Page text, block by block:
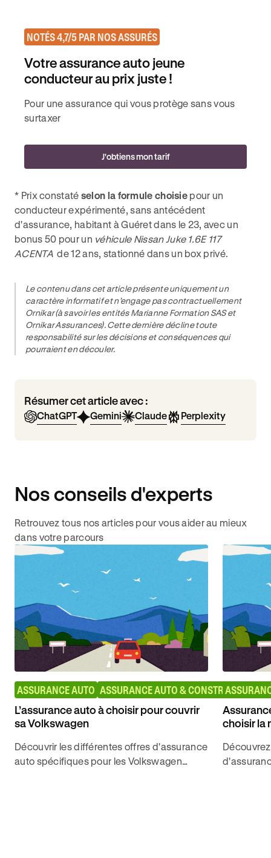
NOTÉS 4,7/5 PAR NOS ASSURÉS
Votre assurance auto jeune
conducteur au prix juste !
Pour une assurance qui vous protège sans vous
surtaxer
J'obtiens mon tarif
* Prix constaté selon la formule choisie pour un
conducteur expérimenté, sans antécédent
d'assurance, habitant à Guéret dans le 23, avec un
bonus 50 pour un véhicule Nissan Juke 1.6E 117
ACENTAde 12 ans, stationné dans un box privé.
Le contenu dans cet article présente uniquement un
caractère informatif et n’engage pas contractuellement
Ornikar (à savoir les entités Marianne Formation SAS et
Ornikar Assurances). Cette dernière décline toute
responsabilité sur les décisions et conséquences qui
pourraient en découler.
Résumer cet article avec :
ChatGPT Gemini Claude Perplexity
Nos conseils d'experts
Retrouvez tous nos articles pour vous aider au mieux
dans votre parcours
ASSURANCE AUTO ASSURANCE AUTO & CONSTRUCTEURS
L’assurance auto à choisir pour couvrir
sa Volkswagen
Découvrir les différentes offres d'assurance
auto spécifiques pour les Volkswagen
choisir la